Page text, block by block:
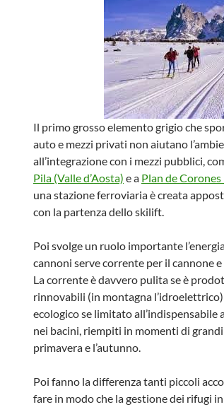
Il primo grosso elemento grigio che
auto e mezzi privati non aiutano
all’integrazione con i mezzi pubblici,
Pila (Valle d’Aosta) e a Plan de
una stazione ferroviaria è creata
con la partenza dello skilift.
Poi svolge un ruolo importante
cannoni serve corrente per il cannone
La corrente è davvero pulita se è
rinnovabili (in montagna
ecologico se limitato all’indispensabile
nei bacini, riempiti in momenti di
primavera e l’autunno.
Poi fanno la differenza tanti piccoli
fare in modo che la gestione dei rifugi